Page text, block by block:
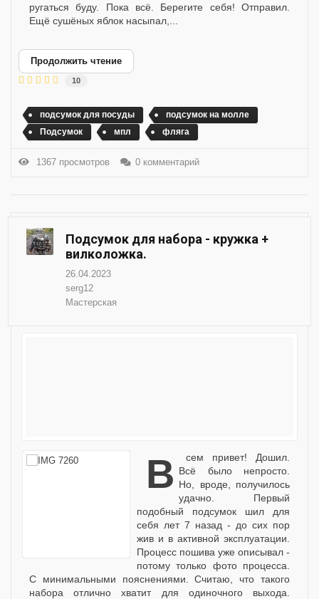
ругаться буду. Пока всё. Берегите себя! Отправил.
Ещё сушёных яблок насыпал,...
Продолжить чтение
10
подсумок для посуды
подсумок на молле
Подсумок
мпл фляга
1367 просмотров 0 комментарий
Подсумок для набора - кружка +
вилколожка.
26.04.2023
serg12
Мастерская
Всем привет! Дошил. Всё было непросто.
Но, вроде, получилось
удачно. Первый
подобный подсумок шил для
себя лет 7 назад - до сих пор
жив и в активной эксплуатации.
Процесс пошива уже описывал -
потому только фото процесса.
С минимальными пояснениями. Считаю, что такого
набора отлично хватит для одиночного выхода.